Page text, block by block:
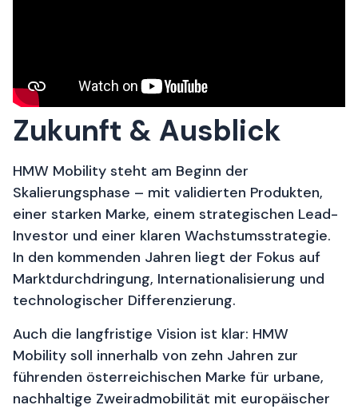
Zukunft & Ausblick
HMW Mobility steht am Beginn der
Skalierungsphase – mit validierten Produkten,
einer starken Marke, einem strategischen Lead-
Investor und einer klaren Wachstumsstrategie.
In den kommenden Jahren liegt der Fokus auf
Marktdurchdringung, Internationalisierung und
technologischer Differenzierung.
Auch die langfristige Vision ist klar: HMW
Mobility soll innerhalb von zehn Jahren zur
führenden österreichischen Marke für urbane,
nachhaltige Zweiradmobilität mit europäischer